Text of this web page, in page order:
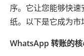
序。它让您能够快
纸。以下是它成为市
WhatsApp 转账的核